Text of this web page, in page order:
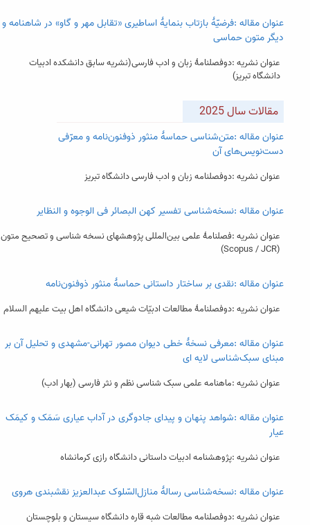
عنوان مقاله :فرضیّۀ بازتاب بنمایۀ اساطیری «تقابل مهر و گاو» در شاهنامه و
دیگر متون حماسی
عنوان نشریه :دوفصلنامۀ زبان و ادب فارسی(نشریه سابق دانشکده ادبیات
دانشگاه تبریز)
مقالات سال 2025
عنوان مقاله :متن‌شناسی حماسۀ منثور ذوفنون‌نامه و معرّفی
دست‌نویس‌های آن
عنوان نشریه :دوفصلنامه زبان و ادب فارسی دانشگاه تبریز
عنوان مقاله :نسخه‌شناسی تفسیر کهن البصائر فی الوجوه و النظایر
عنوان نشریه :فصلنامۀ علمی بین‌المللی پژوهشهای نسخه شناسی و تصحیح متون
(Scopus / JCR)
عنوان مقاله :نقدی بر ساختار داستانی حماسۀ منثور ذوفنون‌نامه
عنوان نشریه :دوفصلنامۀ مطالعات ادبیّات شیعی دانشگاه اهل بیت علیهم السلام
عنوان مقاله :معرفی نسخۀ خطی دیوان مصور تهرانی-مشهدی و تحلیل آن بر
مبنای سبک‌شناسی لایه ای
عنوان نشریه :ماهنامه علمی سبک شناسی نظم و نثر فارسی (بهار ادب)
عنوان مقاله :شواهد پنهان و پیدای جادوگری در آداب عیاری سَمَک و کیمَک
عیار
عنوان نشریه :پژوهشنامه ادبیات داستانی دانشگاه رازی کرمانشاه
عنوان مقاله :نسخه‌شناسی رسالۀ منازل‌السّلوک عبدالعزیز نقشبندی هروی
عنوان نشریه :دوفصلنامه مطالعات شبه قاره دانشگاه سیستان و بلوچستان